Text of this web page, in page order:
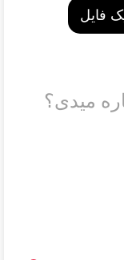
فایل
میدی؟